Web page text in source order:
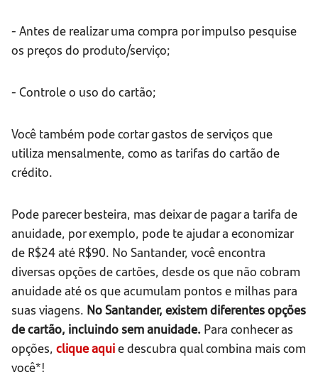
- Antes de realizar uma compra por impulso pesquise
os preços do produto/serviço;
- Controle o uso do cartão;
Você também pode cortar gastos de serviços que
utiliza mensalmente, como as tarifas do cartão de
crédito.
Pode parecer besteira, mas deixar de pagar a tarifa de
anuidade, por exemplo, pode te ajudar a economizar
de R$24 até R$90. No Santander, você encontra
diversas opções de cartões, desde os que não cobram
anuidade até os que acumulam pontos e milhas para
suas viagens. No Santander, existem diferentes opções
de cartão, incluindo sem anuidade. Para conhecer as
opções, clique aquie descubra qual combina mais com
você*!